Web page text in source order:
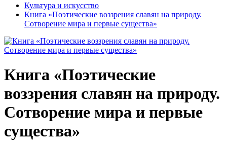
Культура и искусство
Книга «Поэтические воззрения славян на природу.
Сотворение мира и первые существа»
Книга «Поэтические
воззрения славян на природу.
Сотворение мира и первые
существа»